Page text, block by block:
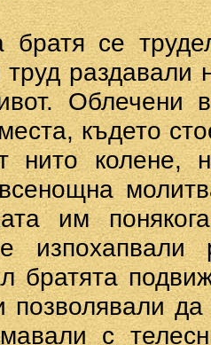
братя се
труд
Облечени
където
нито колене,
им
братята
позволявали
с